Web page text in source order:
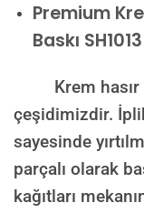
Premium
Baskı
Krem hasır
çeşidimizdir.
sayesinde
parçalı olarak
kağıtları